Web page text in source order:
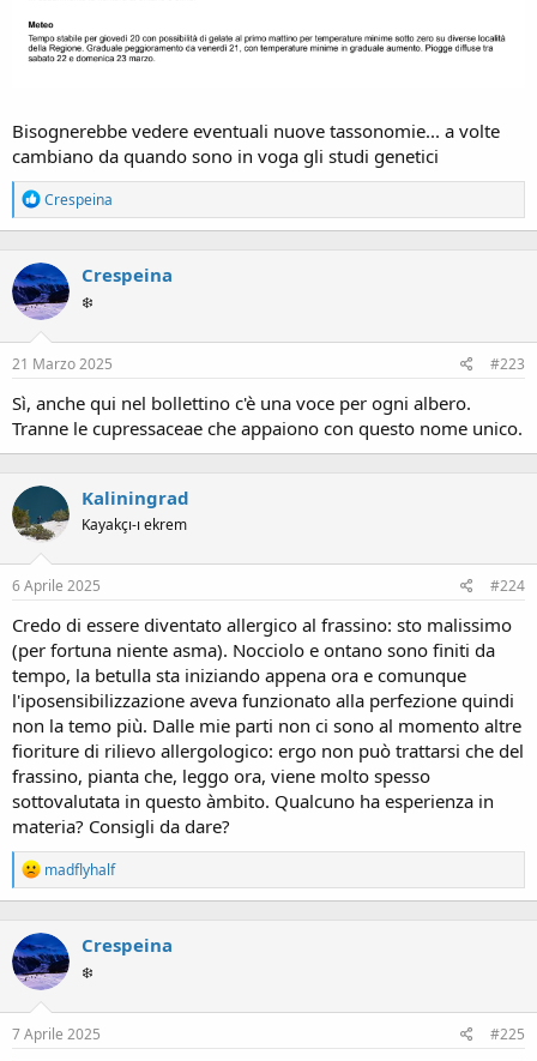
Bisognerebbe vedere eventuali nuove tassonomie... a volte
cambiano da quando sono in voga gli studi genetici
R
e
a
t
i
o
n
:
Crespeina
Crespeina
❄️
21 Marzo 2025 #223
Sì, anche qui nel bollettino c'è una voce per ogni albero.
Tranne le cupressaceae che appaiono con questo nome unico.
Kaliningrad
Kayakçı-ı ekrem
6 Aprile 2025 #224
Credo di essere diventato allergico al frassino: sto malissimo
(per fortuna niente asma). Nocciolo e ontano sono finiti da
tempo, la betulla sta iniziando appena ora e comunque
l'iposensibilizzazione aveva funzionato alla perfezione quindi
non la temo più. Dalle mie parti non ci sono al momento altre
fioriture di rilievo allergologico: ergo non può trattarsi che del
frassino, pianta che, leggo ora, viene molto spesso
sottovalutata in questo àmbito. Qualcuno ha esperienza in
materia? Consigli da dare?
R
e
a
t
i
o
n
:
madflyhalf
Crespeina
❄️
7 Aprile 2025 #225